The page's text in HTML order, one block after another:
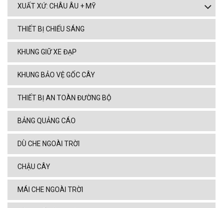
XUẤT XỨ: CHÂU ÂU + MỸ
THIẾT BỊ CHIẾU SÁNG
KHUNG GIỮ XE ĐẠP
KHUNG BẢO VỆ GỐC CÂY
THIẾT BỊ AN TOÀN ĐƯỜNG BỘ
BẢNG QUẢNG CÁO
DÙ CHE NGOÀI TRỜI
CHẬU CÂY
MÁI CHE NGOÀI TRỜI